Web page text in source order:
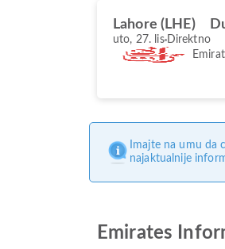
Lahore (LHE)
uto, 27. lis Direktno
Imajte na umu da
najaktualnije
Emirates